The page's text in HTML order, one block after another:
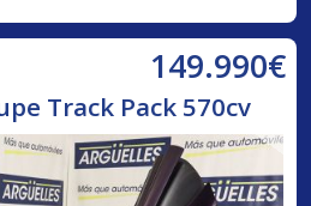
149.990€
Track Pack 570cv